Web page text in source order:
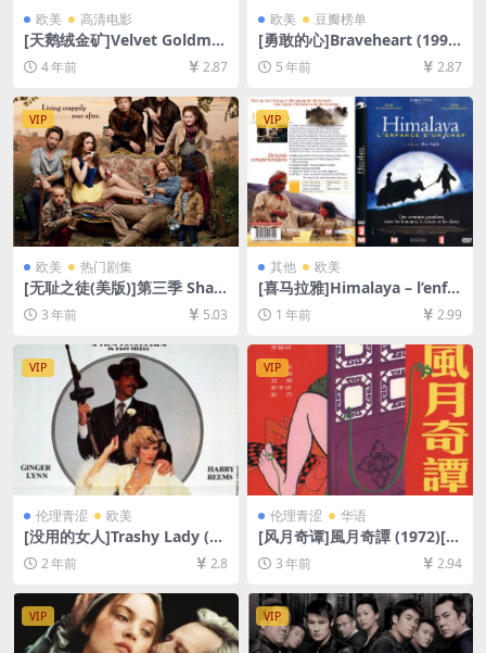
欧美 高清电影
[天鹅绒金矿]Velvet Goldmin
e (1998)[百度网盘+迅雷云盘
资源1080P超清未删减][MP4/
4 年前 2.87
欧美 豆瓣榜单
[勇敢的心]Braveheart (1995)
[百度网盘+迅雷云盘资源1080
P超清未删减][MP4/11GB][中
5 年前 2.87
VIP
欧美 热门剧集
[无耻之徒(美版)]第三季 Sha
meless Season 3 (2013)[百
度网盘+夸克网盘1080P超清
未删减资源][网盘在线播放/下
载][MP4/41GB][中英字幕]
3 年前 5.03
VIP
其他 欧美
[喜马拉雅]Himalaya – l’enfa
nce d’un chef (1999)[百度网
盘+夸克网盘1080P超清未删
减资源][网盘在线播放/下载]
[MP4/7GB][中文字幕]
1 年前 2.99
VIP
伦理青涩 欧美
[没用的女人]Trashy Lady (19
85)[百度网盘+迅雷云盘1080P
超清未删减资源][网盘下载][M
P4/5.4GB][中文字幕]【手机/
平板无法在线播放，请使用电
脑下载防和谐压缩包（含解压
密码）】
2 年前 2.8
VIP
伦理青涩 华语
[风月奇谭]風月奇譚 (1972)[百
度网盘+迅雷云盘资源1080P
超清未删减][MP4/3.4GB][中
文字幕]
3 年前 2.94
VIP VIP